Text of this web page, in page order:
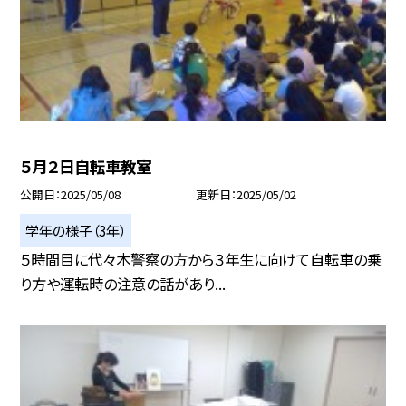
５月２日自転車教室
公開日 2025/05/08 更新日 2025/05/02
学年の様子（3年）
５時間目に代々木警察の方から３年生に向けて自転車の乗
り方や運転時の注意の話があり...